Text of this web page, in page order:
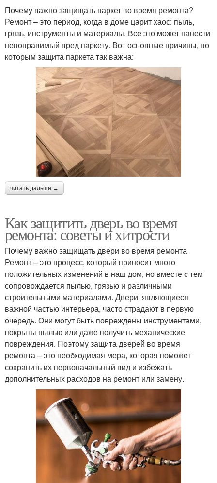
Почему важно защищать паркет во время ремонта?
Ремонт – это период, когда в доме царит хаос: пыль,
грязь, инструменты и материалы. Все это может нанести
непоправимый вред паркету. Вот основные причины, по
которым защита паркета так важна:
читать дальше →
Как защитить дверь во время
ремонта: советы и хитрости
Почему важно защищать двери во время ремонта
Ремонт – это процесс, который приносит много
положительных изменений в наш дом, но вместе с тем
сопровождается пылью, грязью и различными
строительными материалами. Двери, являющиеся
важной частью интерьера, часто страдают в первую
очередь. Они могут быть повреждены инструментами,
покрыты пылью или даже получить механические
повреждения. Поэтому защита дверей во время
ремонта – это необходимая мера, которая поможет
сохранить их первоначальный вид и избежать
дополнительных расходов на ремонт или замену.